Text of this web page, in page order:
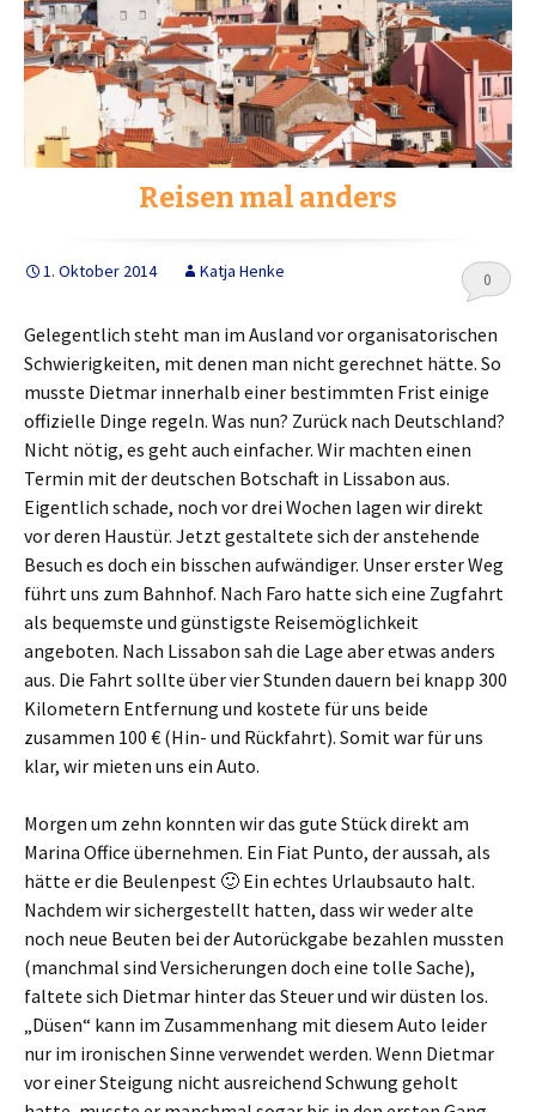
Reisen mal anders
1. Oktober 2014 Katja Henke 0
Gelegentlich steht man im Ausland vor organisatorischen
Schwierigkeiten, mit denen man nicht gerechnet hätte. So
musste Dietmar innerhalb einer bestimmten Frist einige
offizielle Dinge regeln. Was nun? Zurück nach Deutschland?
Nicht nötig, es geht auch einfacher. Wir machten einen
Termin mit der deutschen Botschaft in Lissabon aus.
Eigentlich schade, noch vor drei Wochen lagen wir direkt
vor deren Haustür. Jetzt gestaltete sich der anstehende
Besuch es doch ein bisschen aufwändiger. Unser erster Weg
führt uns zum Bahnhof. Nach Faro hatte sich eine Zugfahrt
als bequemste und günstigste Reisemöglichkeit
angeboten. Nach Lissabon sah die Lage aber etwas anders
aus. Die Fahrt sollte über vier Stunden dauern bei knapp 300
Kilometern Entfernung und kostete für uns beide
zusammen 100 € (Hin- und Rückfahrt). Somit war für uns
klar, wir mieten uns ein Auto.
Morgen um zehn konnten wir das gute Stück direkt am
Marina Office übernehmen. Ein Fiat Punto, der aussah, als
hätte er die Beulenpest 🙂 Ein echtes Urlaubsauto halt.
Nachdem wir sichergestellt hatten, dass wir weder alte
noch neue Beuten bei der Autorückgabe bezahlen mussten
(manchmal sind Versicherungen doch eine tolle Sache),
faltete sich Dietmar hinter das Steuer und wir düsten los.
„Düsen“ kann im Zusammenhang mit diesem Auto leider
nur im ironischen Sinne verwendet werden. Wenn Dietmar
vor einer Steigung nicht ausreichend Schwung geholt